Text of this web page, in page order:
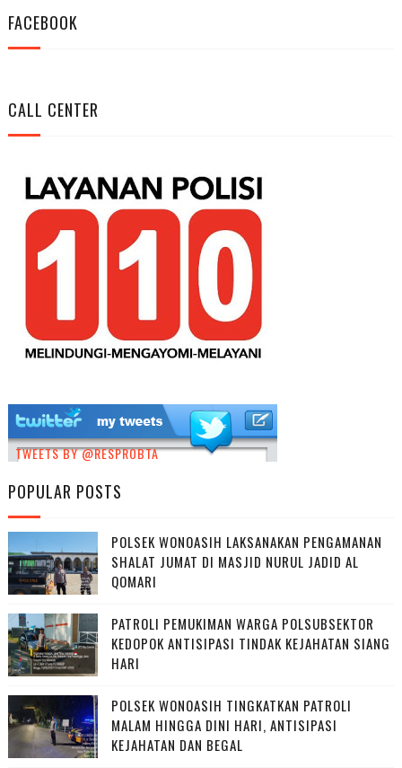
FACEBOOK
CALL CENTER
TWEETS BY @RESPROBTA
POPULAR POSTS
POLSEK WONOASIH LAKSANAKAN PENGAMANAN
SHALAT JUMAT DI MASJID NURUL JADID AL
QOMARI
PATROLI PEMUKIMAN WARGA POLSUBSEKTOR
KEDOPOK ANTISIPASI TINDAK KEJAHATAN SIANG
HARI
POLSEK WONOASIH TINGKATKAN PATROLI
MALAM HINGGA DINI HARI, ANTISIPASI
KEJAHATAN DAN BEGAL